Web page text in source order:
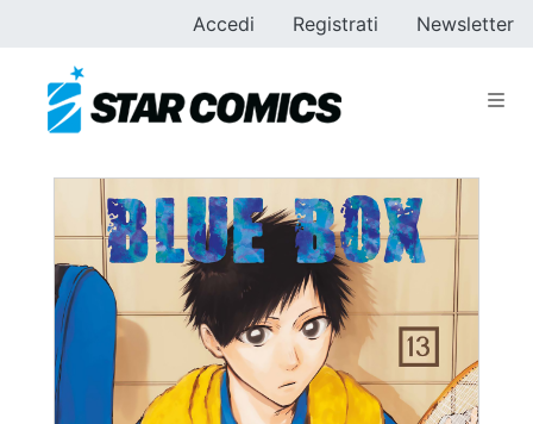
Accedi Registrati Newsletter